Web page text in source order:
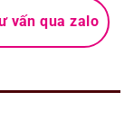
vấn qua zalo